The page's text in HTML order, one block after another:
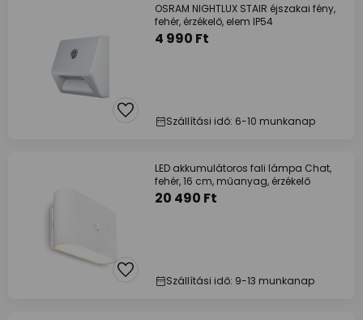
OSRAM NIGHTLUX STAIR éjszakai fény,
fehér, érzékelő, elem IP54
4 990 Ft
Szállítási idő: 6-10 munkanap
LED akkumulátoros fali lámpa Chat,
fehér, 16 cm, műanyag, érzékelő
20 490 Ft
Szállítási idő: 9-13 munkanap